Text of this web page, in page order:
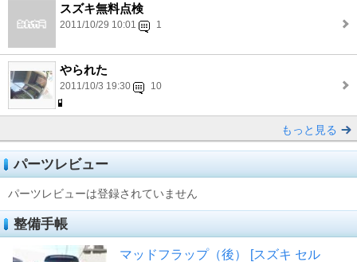
スズキ無料点検
2011/10/29 10:01 1
やられた
2011/10/3 19:30 10
もっと見る
パーツレビュー
パーツレビューは登録されていません
整備手帳
マッドフラップ（後） [スズキ セル